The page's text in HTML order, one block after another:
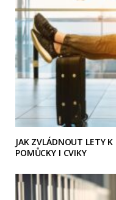
JAK ZVLÁDNOUT LETY
POMŮCKY I CVIKY